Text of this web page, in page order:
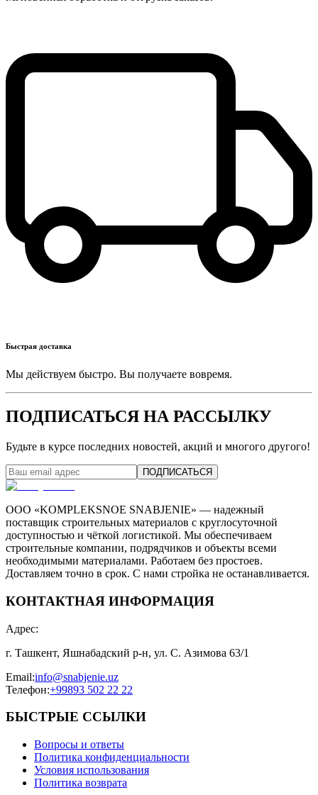
Быстрая доставка
Мы действуем быстро. Вы получаете вовремя.
ПОДПИСАТЬСЯ НА РАССЫЛКУ
Будьте в курсе последних новостей, акций и многого другого!
ПОДПИСАТЬСЯ
ООО «KOMPLEKSNOE SNABJENIE» — надежный
поставщик строительных материалов с круглосуточной
доступностью и чёткой логистикой. Мы обеспечиваем
строительные компании, подрядчиков и объекты всеми
необходимыми материалами. Работаем без простоев.
Доставляем точно в срок. С нами стройка не останавливается.
КОНТАКТНАЯ ИНФОРМАЦИЯ
Адрес:
г. Ташкент, Яшнабадский р-н, ул. С. Азимова 63/1
Email:info@snabjenie.uz
Телефон:+99893 502 22 22
БЫСТРЫЕ ССЫЛКИ
Вопросы и ответы
Политика конфиденциальности
Условия использования
Политика возврата